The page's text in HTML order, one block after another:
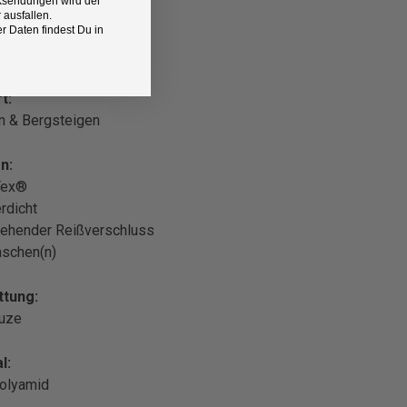
& Bergsteigen
Reißverschluss
Daten findest Du in